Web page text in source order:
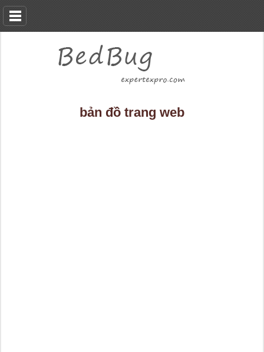
bản đồ trang web